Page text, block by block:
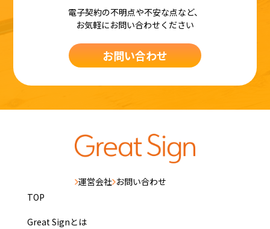
電子契約の不明点や不安な点など、
お気軽にお問い合わせください
お問い合わせ
運営会社 お問い合わせ
TOP
Great Signとは